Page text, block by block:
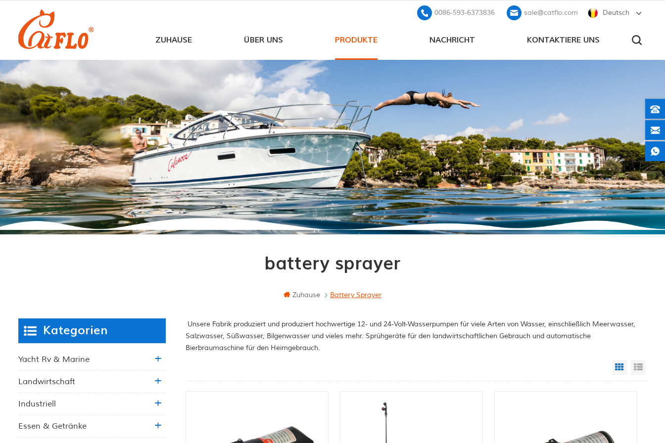
Deutsch
0086-593-6373836 sale@catflo.com
ZUHAUSE ÜBER UNS PRODUKTE NACHRICHT KONTAKTIERE UNS
battery sprayer
Zuhause Battery Sprayer
Unsere Fabrik produziert und produziert hochwertige 12- und 24-Volt-Wasserpumpen für viele Arten von Wasser, einschließlich Meerwasser,
Salzwasser, Süßwasser, Bilgenwasser und vieles mehr. Sprühgeräte für den landwirtschaftlichen Gebrauch und automatische
Bierbraumaschine für den Heimgebrauch.
Grid View
Kategorien
Yacht Rv & Marine
Landwirtschaft
Industriell
Essen & Getränke